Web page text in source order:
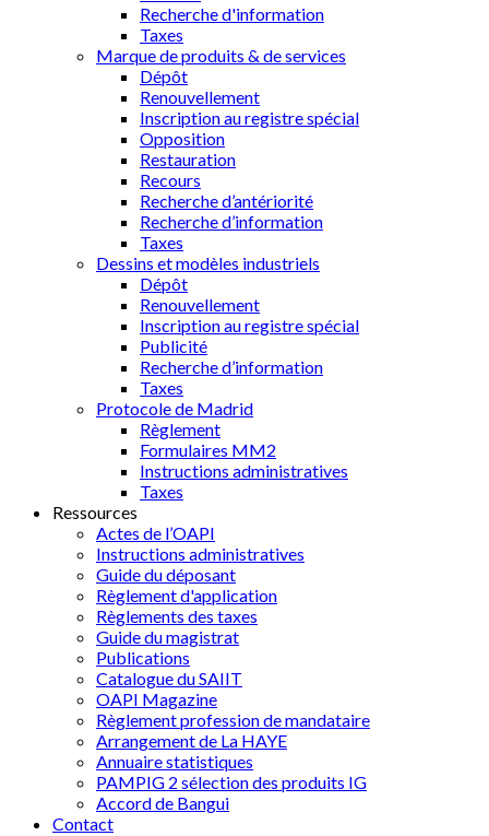
Recherche d'information
Taxes
Marque de produits & de services
Dépôt
Renouvellement
Inscription au registre spécial
Opposition
Restauration
Recours
Recherche d’antériorité
Recherche d’information
Taxes
Dessins et modèles industriels
Dépôt
Renouvellement
Inscription au registre spécial
Publicité
Recherche d’information
Taxes
Protocole de Madrid
Règlement
Formulaires MM2
Instructions administratives
Taxes
Ressources
Actes de l’OAPI
Instructions administratives
Guide du déposant
Règlement d'application
Règlements des taxes
Guide du magistrat
Publications
Catalogue du SAIIT
OAPI Magazine
Règlement profession de mandataire
Arrangement de La HAYE
Annuaire statistiques
PAMPIG 2 sélection des produits IG
Accord de Bangui
Contact